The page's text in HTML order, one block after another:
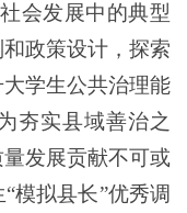
会发展中的典型
政策设计，探索
学生公共治理能
夯实县域善治之
发展贡献不可或
模拟县长”优秀调